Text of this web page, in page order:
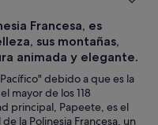
Francesa, es
sus montañas,
animada y elegante.
debido a que es la
mayor de los 118
principal, Papeete, es el
la Polinesia Francesa, un